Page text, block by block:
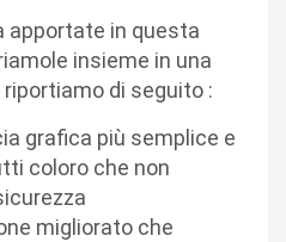
apportate in questa
insieme in una
di seguito :
grafica più semplice e
coloro che non
migliorato che